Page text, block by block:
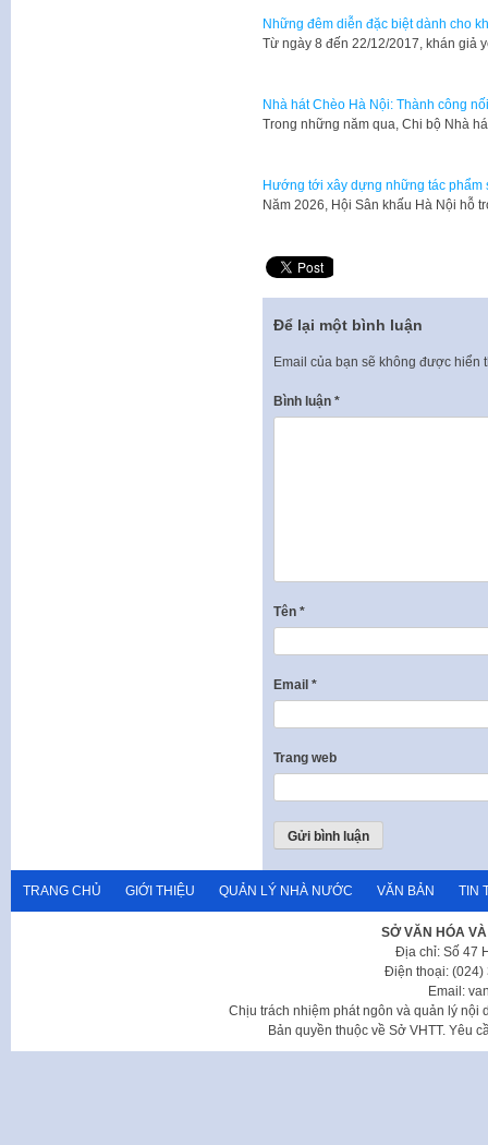
Những đêm diễn đặc biệt dành cho
Từ ngày 8 đến 22/12/2017, khán giả
Nhà hát Chèo Hà Nội: Thành công
Trong những năm qua, Chi bộ Nhà
Hướng tới xây dựng những tác
Năm 2026, Hội Sân khấu Hà Nội hỗ
Để lại một bình luận
Email của bạn sẽ không được hiển
Bình luận *
Tên *
Email *
Trang web
TRANG CHỦ GIỚI THIỆU QUẢN LÝ NHÀ NƯỚC VĂN BẢN TIN
SỞ VĂN HÓA
Địa chỉ: Số 47
Điện thoại: (024)
Email:
Chịu trách nhiệm phát ngôn và quản lý nội
Bản quyền thuộc về Sở VHTT. Yêu